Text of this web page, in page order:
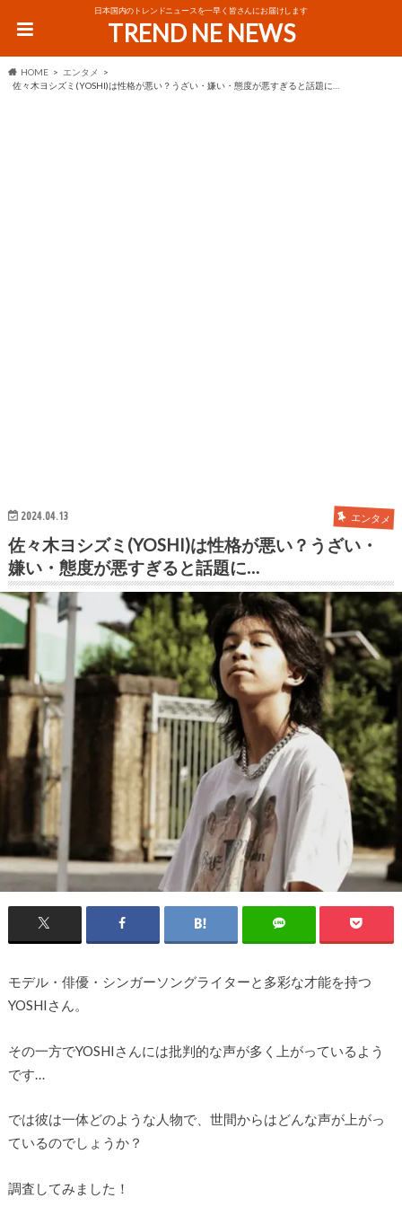
日本国内のトレンドニュースを一早く皆さんにお届けします
TREND NE NEWS
HOME
エンタメ
佐々木ヨシズミ(YOSHI)は性格が悪い？うざい・嫌い・態度が悪すぎると話題に…
2024.04.13 エンタメ
佐々木ヨシズミ(YOSHI)は性格が悪い？うざい・
嫌い・態度が悪すぎると話題に…
モデル・俳優・シンガーソングライターと多彩な才能を持つ
YOSHIさん。
その一方でYOSHIさんには批判的な声が多く上がっているよう
です…
では彼は一体どのような人物で、世間からはどんな声が上がっ
ているのでしょうか？
調査してみました！